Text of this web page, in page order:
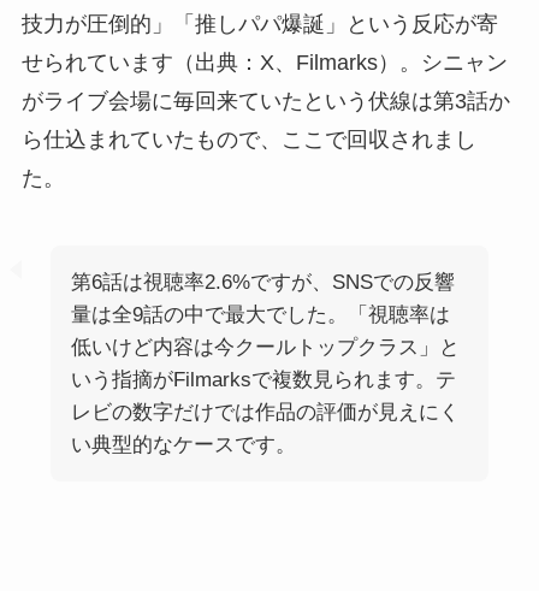
技力が圧倒的」「推しパパ爆誕」という反応が寄
せられています（出典：X、Filmarks）。シニャン
がライブ会場に毎回来ていたという伏線は第3話か
ら仕込まれていたもので、ここで回収されまし
た。
第6話は視聴率2.6%ですが、SNSでの反響
量は全9話の中で最大でした。「視聴率は
低いけど内容は今クールトップクラス」と
いう指摘がFilmarksで複数見られます。テ
レビの数字だけでは作品の評価が見えにく
い典型的なケースです。